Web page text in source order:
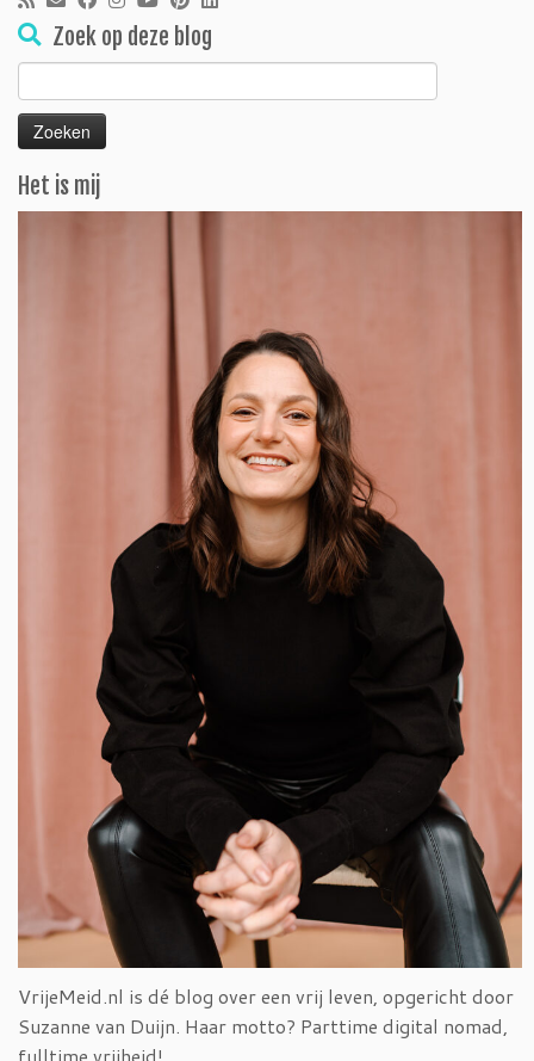
Zoek op deze blog
Zoeken
naar:
Het is mij
VrijeMeid.nl is dé blog over een vrij leven, opgericht door
Suzanne van Duijn. Haar motto? Parttime digital nomad,